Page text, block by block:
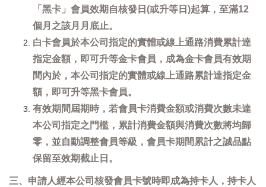
「黑卡」會員效期自核發日(或升等日)起算，至滿12
個月之該月月底止。
白卡會員於本公司指定的實體或線上通路消費累計達
指定金額，即可升等金卡會員，成為金卡會員有效期
間內於，本公司指定的實體或線上通路累計達指定金
額，即可升等黑卡會員。
有效期間屆期時，若會員卡消費金額或消費次數未達
本公司指定之門檻，累計消費金額與消費次數將均歸
零，並自動調整會員等級，會員卡期間累計之誠品點
保留至效期截止日。
三、申請人經本公司核發會員卡號時即成為持卡人，持卡人